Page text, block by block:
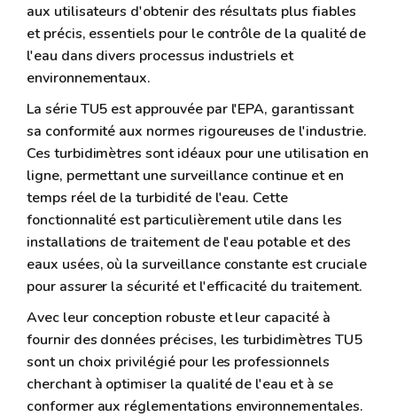
aux utilisateurs d'obtenir des résultats plus fiables
et précis, essentiels pour le contrôle de la qualité de
l'eau dans divers processus industriels et
environnementaux.
La série TU5 est approuvée par l'EPA, garantissant
sa conformité aux normes rigoureuses de l'industrie.
Ces turbidimètres sont idéaux pour une utilisation en
ligne, permettant une surveillance continue et en
temps réel de la turbidité de l'eau. Cette
fonctionnalité est particulièrement utile dans les
installations de traitement de l'eau potable et des
eaux usées, où la surveillance constante est cruciale
pour assurer la sécurité et l'efficacité du traitement.
Avec leur conception robuste et leur capacité à
fournir des données précises, les turbidimètres TU5
sont un choix privilégié pour les professionnels
cherchant à optimiser la qualité de l'eau et à se
conformer aux réglementations environnementales.